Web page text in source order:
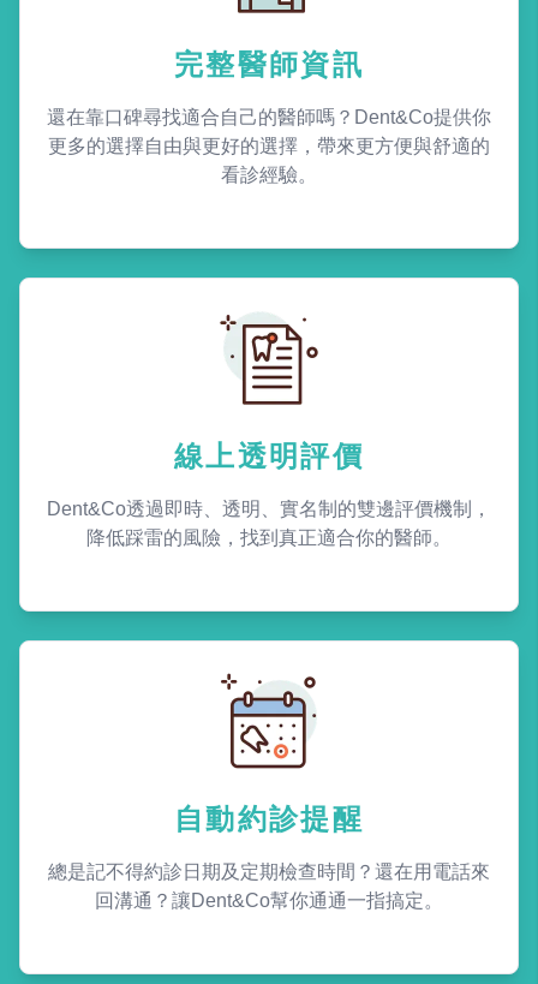
完整醫師資訊
還在靠口碑尋找適合自己的醫師嗎？Dent&Co提供你
更多的選擇自由與更好的選擇，帶來更方便與舒適的
看診經驗。
線上透明評價
Dent&Co透過即時、透明、實名制的雙邊評價機制，
降低踩雷的風險，找到真正適合你的醫師。
自動約診提醒
總是記不得約診日期及定期檢查時間？還在用電話來
回溝通？讓Dent&Co幫你通通一指搞定。